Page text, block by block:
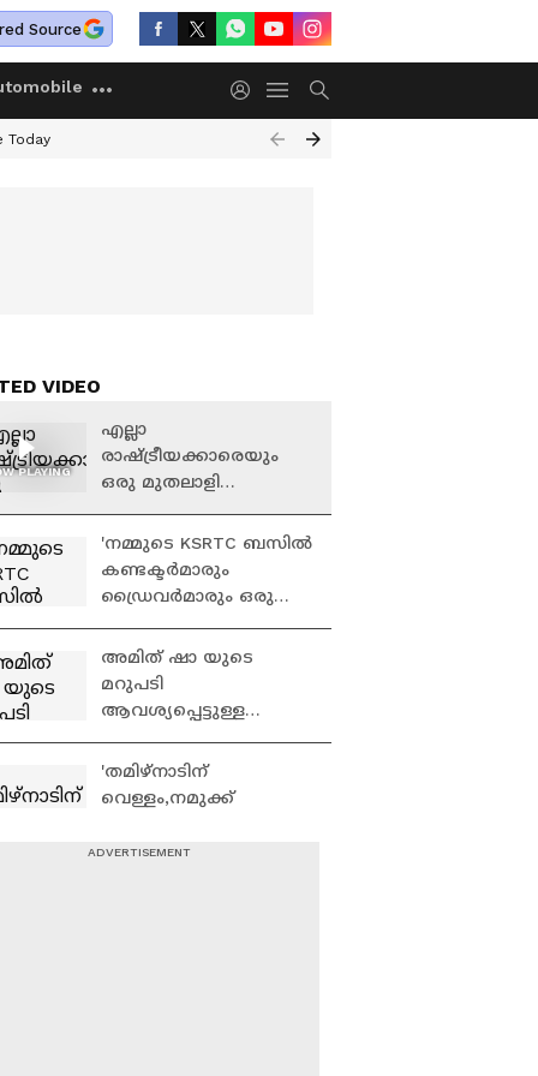
Source
Today
VIDEO
PLAYING
എല്ലാ
രാഷ്ട്രീയക്കാരെയും
ഒരു മുതലാളി
അതിന്റെ ഒരു മുഖം
മാത്രമാണ് ടി വീണ: കെ
എ ഷാജി
'നമ്മുടെ KSRTC ബസിൽ
കണ്ടക്ടർമാരും
ഡ്രൈവർമാരും ഒരു
ഒഴിക്കുന്നത്
കണ്ടിട്ടുണ്ടോ?'
അമിത് ഷാ യുടെ
മറുപടി
ആവശ്യപ്പെട്ടുള്ള
പ്രതിഷേധം; പാർലമെൻ്റ്
ഇന്നും സ്തംഭിച്ചു
'തമിഴ്നാടിന്
വെള്ളം,നമുക്ക്
ഉയർത്തിയാൽ ഇടുക്കി